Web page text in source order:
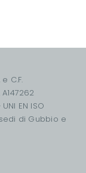
C.F.
EN ISO
sedi di Gubbio e